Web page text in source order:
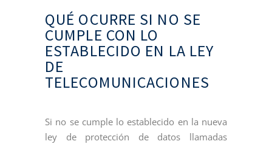
QUÉ OCURRE SI NO SE
CUMPLE CON LO
ESTABLECIDO EN LA LEY
DE
TELECOMUNICACIONES
Si no se cumple lo establecido en la nueva
ley de protección de datos llamadas